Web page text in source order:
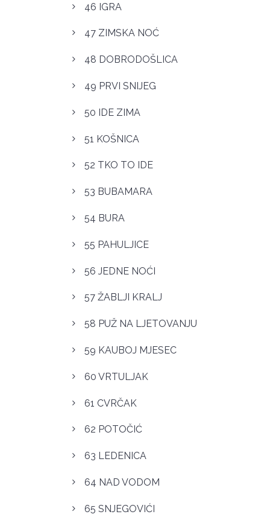
46 IGRA
47 ZIMSKA NOĆ
48 DOBRODOŠLICA
49 PRVI SNIJEG
50 IDE ZIMA
51 KOŠNICA
52 TKO TO IDE
53 BUBAMARA
54 BURA
55 PAHULJICE
56 JEDNE NOĆI
57 ŽABLJI KRALJ
58 PUŽ NA LJETOVANJU
59 KAUBOJ MJESEC
60 VRTULJAK
61 CVRČAK
62 POTOČIĆ
63 LEDENICA
64 NAD VODOM
65 SNJEGOVIĆI